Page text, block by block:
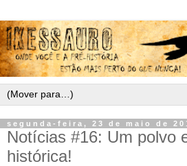
segunda-feira, 23 de maio de
Notícias #16: Um polvo
histórica!